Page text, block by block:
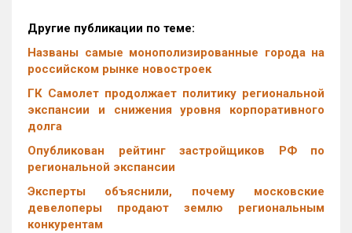
Другие публикации по теме:
Названы самые монополизированные города на
российском рынке новостроек
ГК Самолет продолжает политику региональной
экспансии и снижения уровня корпоративного
долга
Опубликован рейтинг застройщиков РФ по
региональной экспансии
Эксперты объяснили, почему московские
девелоперы продают землю региональным
конкурентам